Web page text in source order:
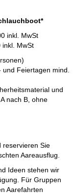
inkl. MwSt
inkl. MwSt
Feiertagen mind.
und
nach B, ohne
reservieren Sie
Aareausflug.
Ideen stehen wir
Für Gruppen
Aarefahrten